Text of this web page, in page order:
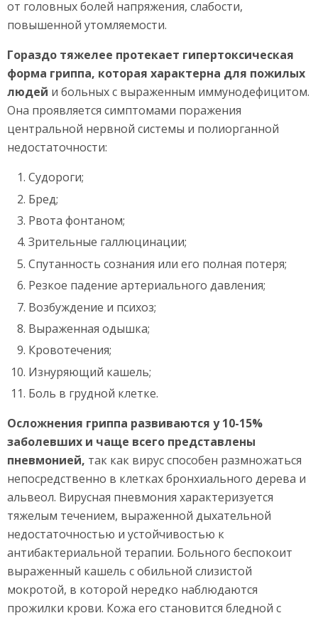
от головных болей напряжения, слабости,
повышенной утомляемости.
Гораздо тяжелее протекает гипертоксическая
форма гриппа, которая характерна для пожилых
людей и больных с выраженным иммунодефицитом.
Она проявляется симптомами поражения
центральной нервной системы и полиорганной
недостаточности:
Судороги;
Бред;
Рвота фонтаном;
Зрительные галлюцинации;
Спутанность сознания или его полная потеря;
Резкое падение артериального давления;
Возбуждение и психоз;
Выраженная одышка;
Кровотечения;
Изнуряющий кашель;
Боль в грудной клетке.
Осложнения гриппа развиваются у 10-15%
заболевших и чаще всего представлены
пневмонией, так как вирус способен размножаться
непосредственно в клетках бронхиального дерева и
альвеол. Вирусная пневмония характеризуется
тяжелым течением, выраженной дыхательной
недостаточностью и устойчивостью к
антибактериальной терапии. Больного беспокоит
выраженный кашель с обильной слизистой
мокротой, в которой нередко наблюдаются
прожилки крови. Кожа его становится бледной с